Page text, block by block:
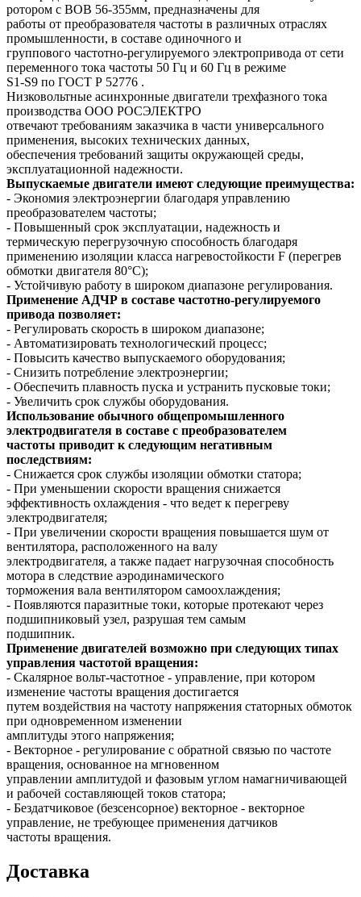
ротором с ВОВ 56-355мм, предназначены для
работы от преобразователя частоты в различных отраслях
промышленности, в составе одиночного и
группового частотно-регулируемого электропривода от сети
переменного тока частоты 50 Гц и 60 Гц в режиме
S1-S9 по ГОСТ Р 52776 .
Низковольтные асинхронные двигатели трехфазного тока
производства ООО РОСЭЛЕКТРО
отвечают требованиям заказчика в части универсального
применения, высоких технических данных,
обеспечения требований защиты окружающей среды,
эксплуатационной надежности.
Выпускаемые двигатели имеют следующие преимущества:
- Экономия электроэнергии благодаря управлению
преобразователем частоты;
- Повышенный срок эксплуатации, надежность и
термическую перегрузочную способность благодаря
применению изоляции класса нагревостойкости F (перегрев
обмотки двигателя 80°C);
- Устойчивую работу в широком диапазоне регулирования.
Применение АДЧР в составе частотно-регулируемого
привода позволяет:
- Регулировать скорость в широком диапазоне;
- Автоматизировать технологический процесс;
- Повысить качество выпускаемого оборудования;
- Снизить потребление электроэнергии;
- Обеспечить плавность пуска и устранить пусковые токи;
- Увеличить срок службы оборудования.
Использование обычного общепромышленного
электродвигателя в составе с преобразователем
частоты приводит к следующим негативным
последствиям:
- Снижается срок службы изоляции обмотки статора;
- При уменьшении скорости вращения снижается
эффективность охлаждения - что ведет к перегреву
электродвигателя;
- При увеличении скорости вращения повышается шум от
вентилятора, расположенного на валу
электродвигателя, а также падает нагрузочная способность
мотора в следствие аэродинамического
торможения вала вентилятором самоохлаждения;
- Появляются паразитные токи, которые протекают через
подшипниковый узел, разрушая тем самым
подшипник.
Применение двигателей возможно при следующих типах
управления частотой вращения:
- Скалярное вольт-частотное - управление, при котором
изменение частоты вращения достигается
путем воздействия на частоту напряжения статорных обмоток
при одновременном изменении
амплитуды этого напряжения;
- Векторное - регулирование с обратной связью по частоте
вращения, основанное на мгновенном
управлении амплитудой и фазовым углом намагничивающей
и рабочей составляющей токов статора;
- Бездатчиковое (безсенсорное) векторное - векторное
управление, не требующее применения датчиков
частоты вращения.
Доставка